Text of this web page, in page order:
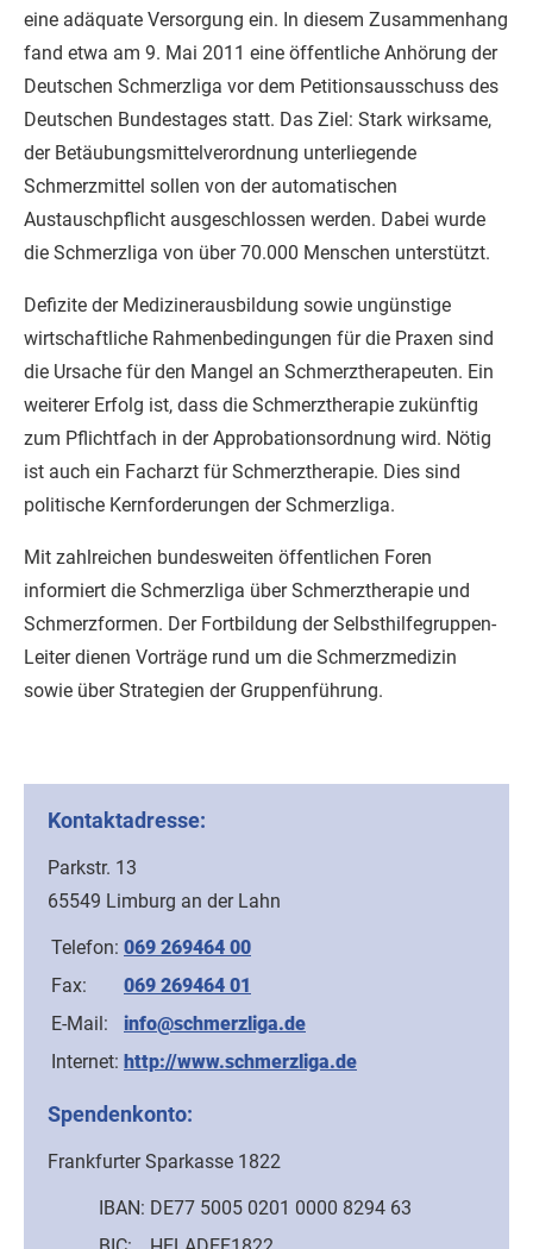
eine adäquate Versorgung ein. In diesem Zusammenhang
fand etwa am 9. Mai 2011 eine öffentliche Anhörung der
Deutschen Schmerzliga vor dem Petitionsausschuss des
Deutschen Bundestages statt. Das Ziel: Stark wirksame,
der Betäubungsmittelverordnung unterliegende
Schmerzmittel sollen von der automatischen
Austauschpflicht ausgeschlossen werden. Dabei wurde
die Schmerzliga von über 70.000 Menschen unterstützt.
Defizite der Medizinerausbildung sowie ungünstige
wirtschaftliche Rahmenbedingungen für die Praxen sind
die Ursache für den Mangel an Schmerztherapeuten. Ein
weiterer Erfolg ist, dass die Schmerztherapie zukünftig
zum Pflichtfach in der Approbationsordnung wird. Nötig
ist auch ein Facharzt für Schmerztherapie. Dies sind
politische Kernforderungen der Schmerzliga.
Mit zahlreichen bundesweiten öffentlichen Foren
informiert die Schmerzliga über Schmerztherapie und
Schmerzformen. Der Fortbildung der Selbsthilfegruppen-
Leiter dienen Vorträge rund um die Schmerzmedizin
sowie über Strategien der Gruppenführung.
Kontaktadresse:
Parkstr. 13
65549 Limburg an der Lahn
Telefon: 069 269464 00
Fax:
069 269464 01
E-Mail:
info@schmerzliga.de
Internet: http://www.schmerzliga.de
Spendenkonto:
Frankfurter Sparkasse 1822
IBAN: DE77 5005 0201 0000 8294 63